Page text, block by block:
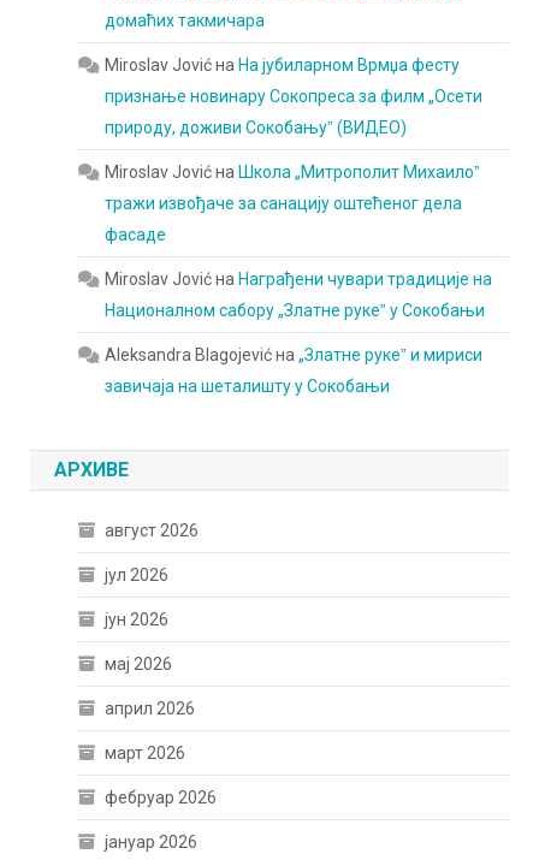
домаћих такмичара
Miroslav Jovićна На јубиларном Врмџа фесту
признање новинару Сокопреса за филм „Осети
природу, доживи Сокобањуˮ (ВИДЕО)
Miroslav Jovićна Школа „Митрополит Михаилоˮ
тражи извођаче за санацију оштећеног дела
фасаде
Miroslav Jovićна Награђени чувари традиције на
Националном сабору „Златне рукеˮ у Сокобањи
Aleksandra Blagojevićна„Златне рукеˮ и мириси
завичаја на шеталишту у Сокобањи
АРХИВЕ
август 2026
јул 2026
јун 2026
мај 2026
април 2026
март 2026
фебруар 2026
јануар 2026